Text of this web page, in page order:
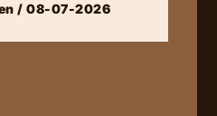
/ 08-07-2026